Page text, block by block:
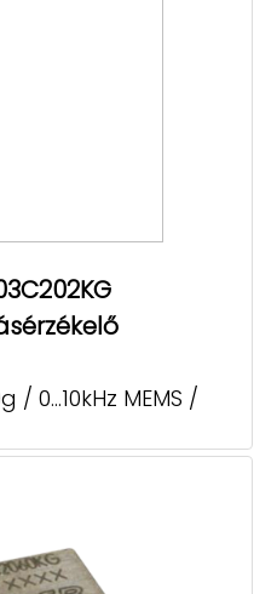
/ 0...10kHz MEMS /